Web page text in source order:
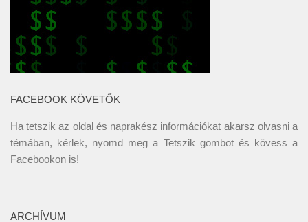
FACEBOOK KÖVETŐK
Ha tetszik az oldal és naprakész információkat akarsz olvasni a
témában, kérlek, nyomd meg a Tetszik gombot és kövess a
Facebookon is!
ARCHÍVUM